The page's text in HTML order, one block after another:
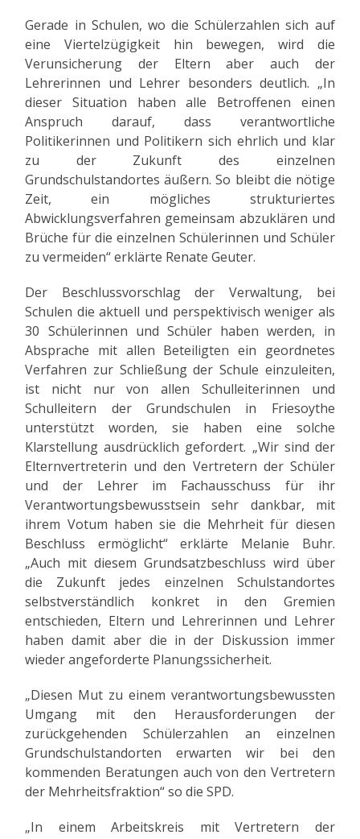
Gerade in Schulen, wo die Schülerzahlen sich auf
eine Viertelzügigkeit hin bewegen, wird die
Verunsicherung der Eltern aber auch der
Lehrerinnen und Lehrer besonders deutlich. „In
dieser Situation haben alle Betroffenen einen
Anspruch darauf, dass verantwortliche
Politikerinnen und Politikern sich ehrlich und klar
zu der Zukunft des einzelnen
Grundschulstandortes äußern. So bleibt die nötige
Zeit, ein mögliches strukturiertes
Abwicklungsverfahren gemeinsam abzuklären und
Brüche für die einzelnen Schülerinnen und Schüler
zu vermeiden“ erklärte Renate Geuter.
Der Beschlussvorschlag der Verwaltung, bei
Schulen die aktuell und perspektivisch weniger als
30 Schülerinnen und Schüler haben werden, in
Absprache mit allen Beteiligten ein geordnetes
Verfahren zur Schließung der Schule einzuleiten,
ist nicht nur von allen Schulleiterinnen und
Schulleitern der Grundschulen in Friesoythe
unterstützt worden, sie haben eine solche
Klarstellung ausdrücklich gefordert. „Wir sind der
Elternvertreterin und den Vertretern der Schüler
und der Lehrer im Fachausschuss für ihr
Verantwortungsbewusstsein sehr dankbar, mit
ihrem Votum haben sie die Mehrheit für diesen
Beschluss ermöglicht“ erklärte Melanie Buhr.
„Auch mit diesem Grundsatzbeschluss wird über
die Zukunft jedes einzelnen Schulstandortes
selbstverständlich konkret in den Gremien
entschieden, Eltern und Lehrerinnen und Lehrer
haben damit aber die in der Diskussion immer
wieder angeforderte Planungssicherheit.
„Diesen Mut zu einem verantwortungsbewussten
Umgang mit den Herausforderungen der
zurückgehenden Schülerzahlen an einzelnen
Grundschulstandorten erwarten wir bei den
kommenden Beratungen auch von den Vertretern
der Mehrheitsfraktion“ so die SPD.
„In einem Arbeitskreis mit Vertretern der